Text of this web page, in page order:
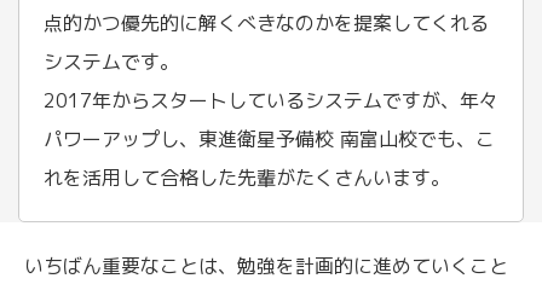
点的かつ優先的に解くべきなのかを提案してくれる
システムです。
2017年からスタートしているシステムですが、年々
パワーアップし、東進衛星予備校 南富山校でも、こ
れを活用して合格した先輩がたくさんいます。
いちばん重要なことは、勉強を計画的に進めていくこと